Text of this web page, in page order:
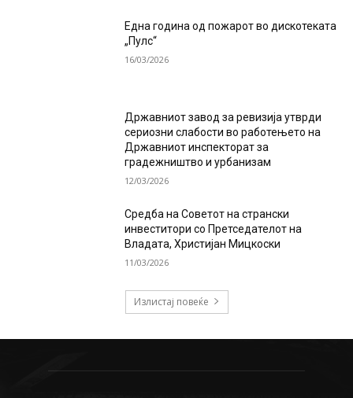
Една година од пожарот во дискотеката
„Пулс“
16/03/2026
Државниот завод за ревизија утврди
сериозни слабости во работењето на
Државниот инспекторат за
градежништво и урбанизам
12/03/2026
Средба на Советот на странски
инвеститори со Претседателот на
Владата, Христијан Мицкоски
11/03/2026
Излистај повеќе